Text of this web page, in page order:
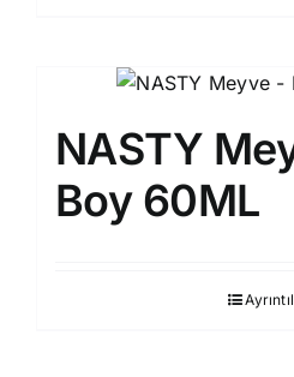
NASTY
Boy 60ML